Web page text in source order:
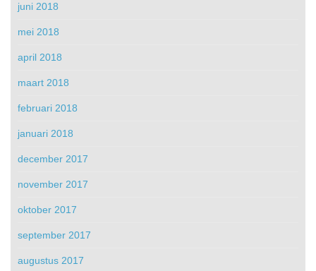
juni 2018
mei 2018
april 2018
maart 2018
februari 2018
januari 2018
december 2017
november 2017
oktober 2017
september 2017
augustus 2017